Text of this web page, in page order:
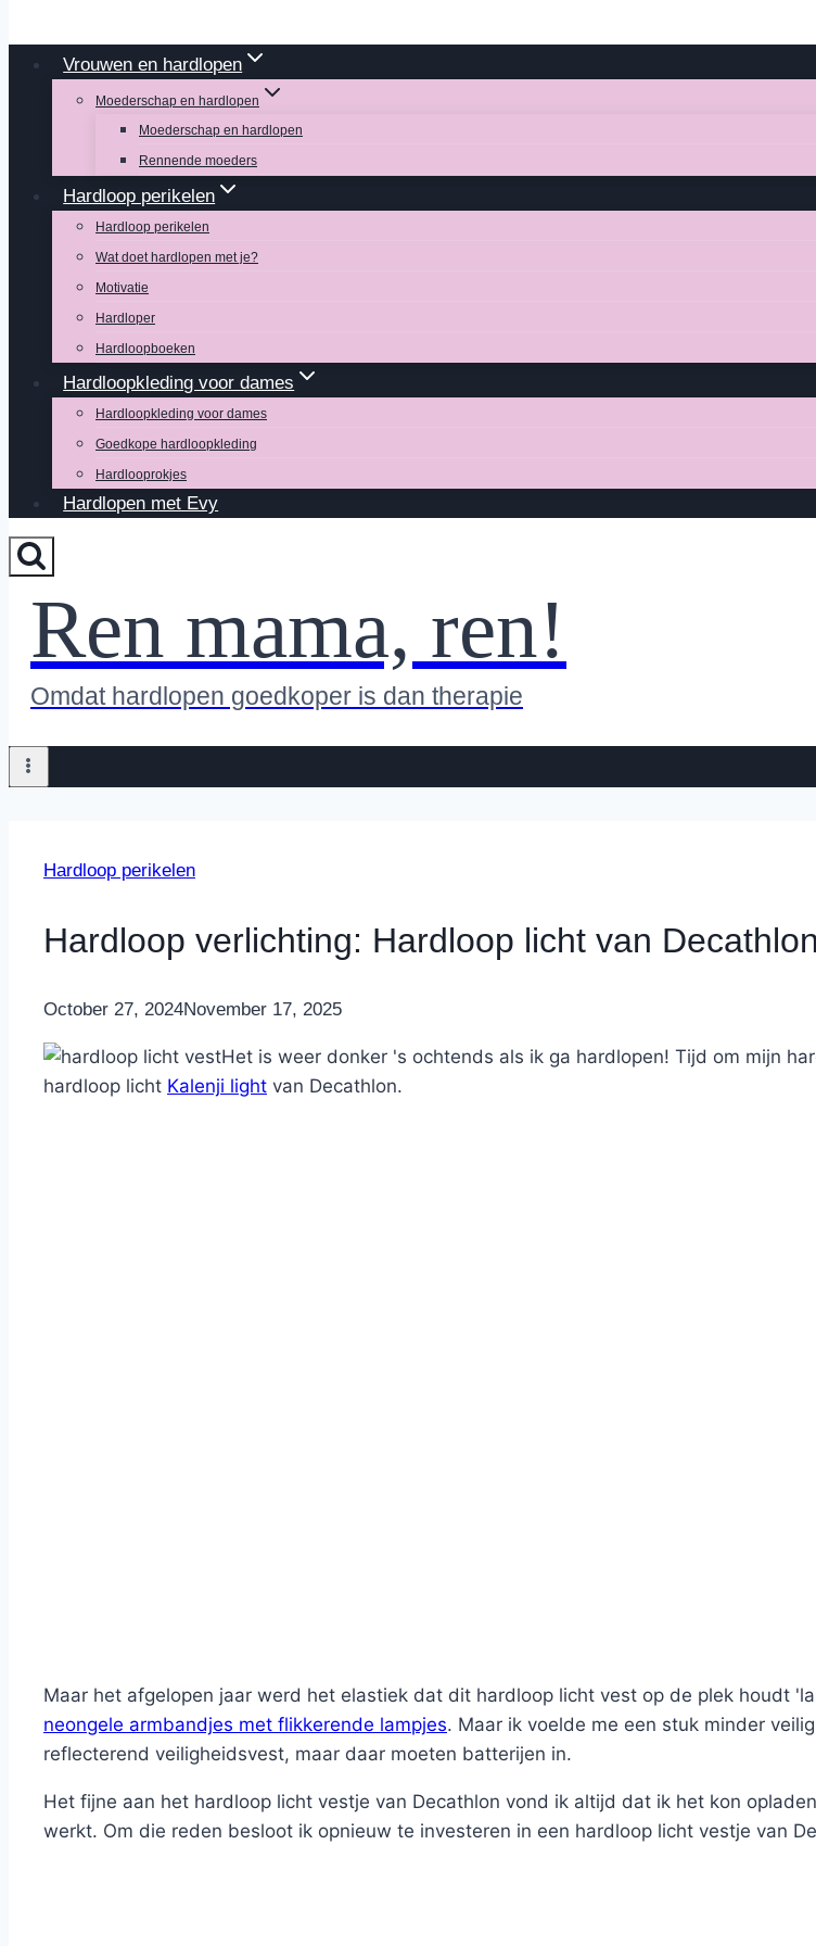
Vrouwen en hardlopen
Moederschap en hardlopen
Moederschap en hardlopen
Rennende moeders
Hardloop perikelen
Hardloop perikelen
Wat doet hardlopen met je?
Motivatie
Hardloper
Hardloopboeken
Hardloopkleding voor dames
Hardloopkleding voor dames
Goedkope hardloopkleding
Hardlooprokjes
Hardlopen met Evy
Ren mama, ren!
Omdat hardlopen goedkoper is dan therapie
Hardloop perikelen
Hardloop verlichting: Hardloop licht van Decathlon
ByNicole
October 27, 2024November 17, 2025
Het is weer donker 's ochtends als ik ga hardlopen! Tijd om mijn
hardloop licht Kalenji light van Decathlon.
Maar het afgelopen jaar werd het elastiek dat dit hardloop licht vest op de plek houdt
neongele armbandjes met flikkerende lampjes. Maar ik voelde me een stuk minder
reflecterend veiligheidsvest, maar daar moeten batterijen in.
Het fijne aan het hardloop licht vestje van Decathlon vond ik altijd dat ik het kon
werkt. Om die reden besloot ik opnieuw te investeren in een hardloop licht vestje van